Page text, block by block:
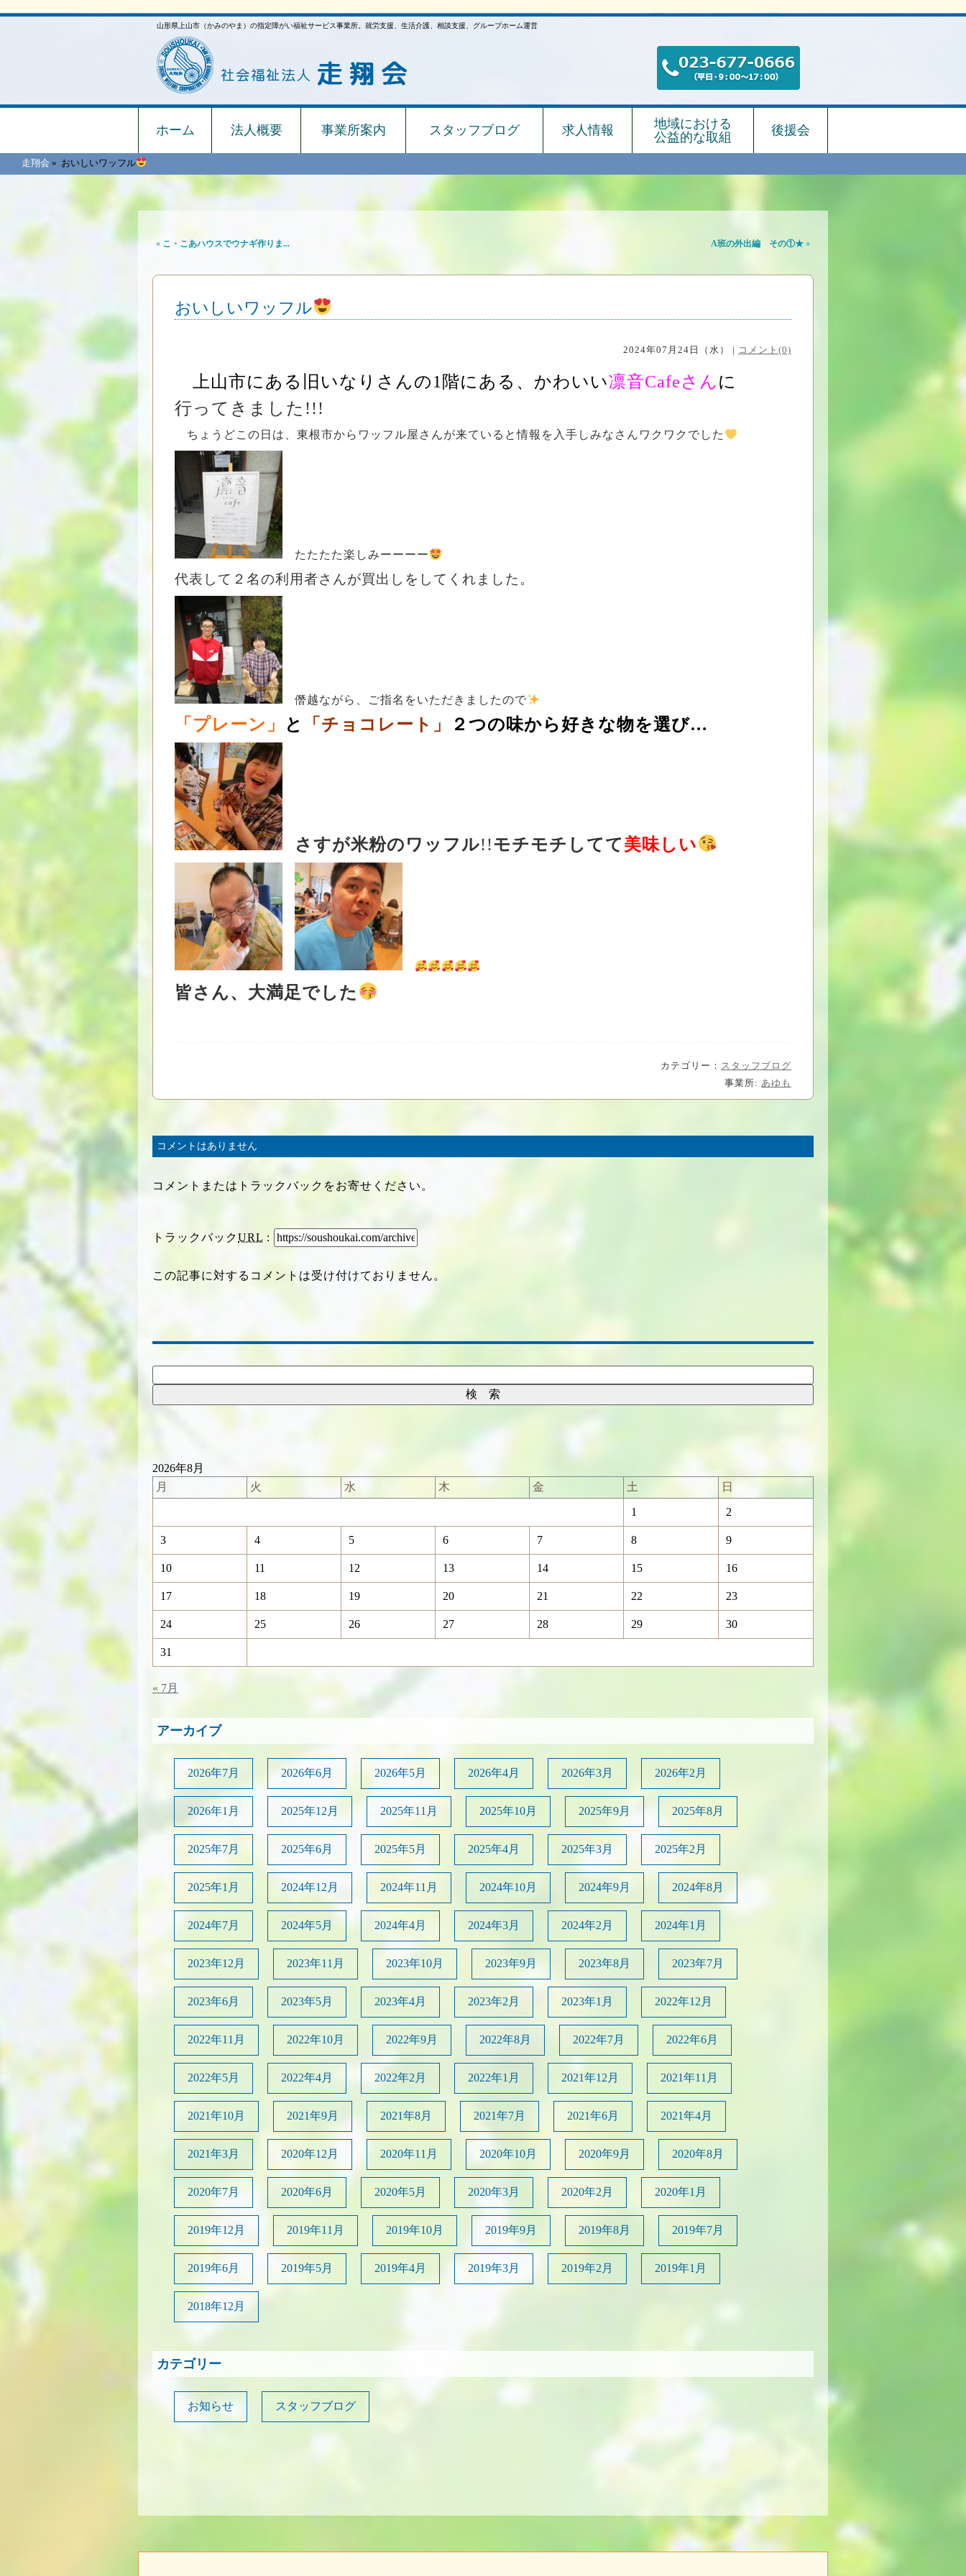
山形県上山市（かみのやま）の指定障がい福祉サービス事業所。就労支援、生活介護、相談支援、グループホーム運営
ホーム 法人概要 事業所案内 スタッフブログ 求人情報
地域における
公益的な取組
後援会
走翔会 » おいしいワッフル
« こ・こあハウスでウナギ作りま... A班の外出編 その①★ »
おいしいワッフル
2024年07月24日（水） | コメント(0)
上山市にある旧いなりさんの1階にある、かわいい凛音Cafeさん に
行ってきました!!!
ちょうどこの日は、東根市からワッフル屋さんが来ていると情報を入手しみなさんワクワクでした
たたたた楽しみーーーー
代表して２名の利用者さんが買出しをしてくれました。
僭越ながら、ご指名をいただきましたので
「プレーン」 と 「チョコレート」 ２つの味から好きな物を選び…
さすが米粉のワッフル!!モチモチしてて美味しい
皆さん、大満足でした
カテゴリー： スタッフブログ
事業所: あゆも
コメントはありません
コメントまたはトラックバックをお寄せください。
トラックバックURL :
この記事に対するコメントは受け付けておりません。
2026年8月
月
火 水 木 金 土 日
1 2
3 4 5 6 7 8 9
10 11 12 13 14 15 16
17 18 19 20 21 22 23
24 25 26 27 28 29 30
31
« 7月
アーカイブ
2026年7月 2026年6月 2026年5月 2026年4月 2026年3月 2026年2月
2026年1月 2025年12月 2025年11月 2025年10月 2025年9月 2025年8月
2025年7月 2025年6月 2025年5月 2025年4月 2025年3月 2025年2月
2025年1月 2024年12月 2024年11月 2024年10月 2024年9月 2024年8月
2024年7月 2024年5月 2024年4月 2024年3月 2024年2月 2024年1月
2023年12月 2023年11月 2023年10月 2023年9月 2023年8月 2023年7月
2023年6月 2023年5月 2023年4月 2023年2月 2023年1月 2022年12月
2022年11月 2022年10月 2022年9月 2022年8月 2022年7月 2022年6月
2022年5月 2022年4月 2022年2月 2022年1月 2021年12月 2021年11月
2021年10月 2021年9月 2021年8月 2021年7月 2021年6月 2021年4月
2021年3月 2020年12月 2020年11月 2020年10月 2020年9月 2020年8月
2020年7月 2020年6月 2020年5月 2020年3月 2020年2月 2020年1月
2019年12月 2019年11月 2019年10月 2019年9月 2019年8月 2019年7月
2019年6月 2019年5月 2019年4月 2019年3月 2019年2月 2019年1月
2018年12月
カテゴリー
お知らせ スタッフブログ